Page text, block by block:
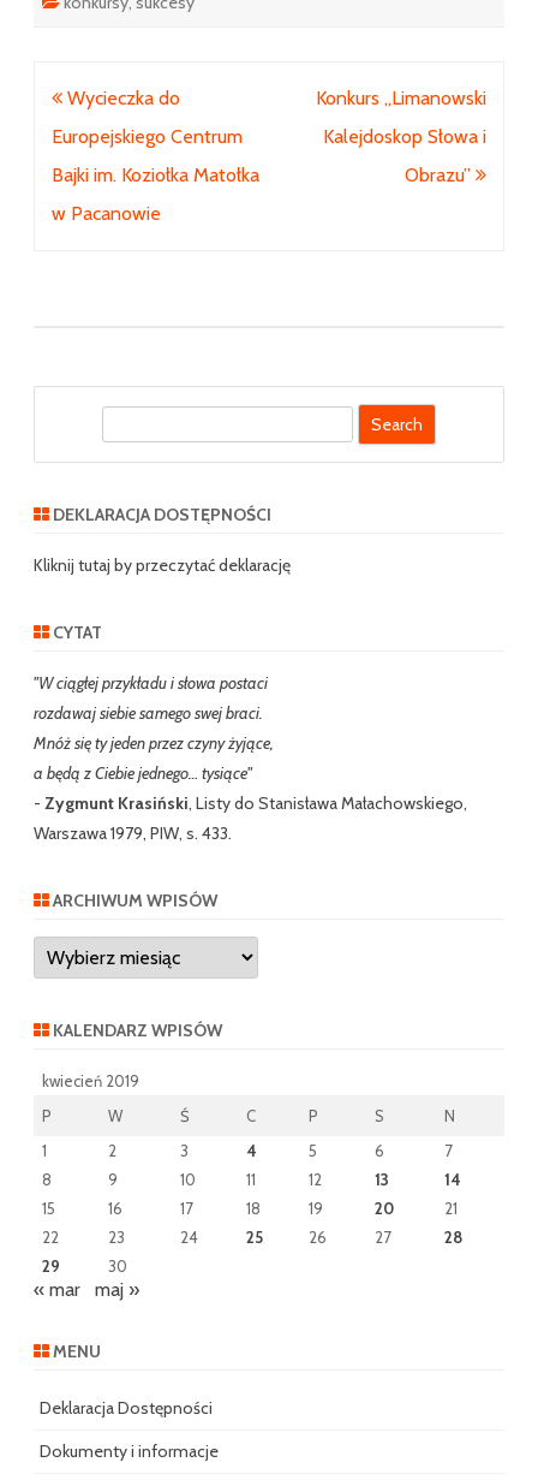
Nawigacja
wpisu
Wycieczka do
Europejskiego Centrum
Bajki im. Koziołka Matołka
w Pacanowie
Konkurs „Limanowski
Kalejdoskop Słowa i
Obrazu”
r
h
DEKLARACJA DOSTĘPNOŚCI
Kliknij tutaj by przeczytać deklarację
CYTAT
"W ciągłej przykładu i słowa postaci
rozdawaj siebie samego swej braci.
Mnóż się ty jeden przez czyny żyjące,
a będą z Ciebie jednego… tysiące"
- Zygmunt Krasiński, Listy do Stanisława Małachowskiego,
Warszawa 1979, PIW, s. 433.
ARCHIWUM WPISÓW
Archiwum
wpisów
KALENDARZ WPISÓW
kwiecień 2019
P
W Ś C P S
N
1
2 3 4 5 6
7
8
9 10 11 12 13
14
15
16 17 18 19 20
21
22
23 24 25 26 27
28
29
30
« mar maj »
MENU
Deklaracja Dostępności
Dokumenty i informacje